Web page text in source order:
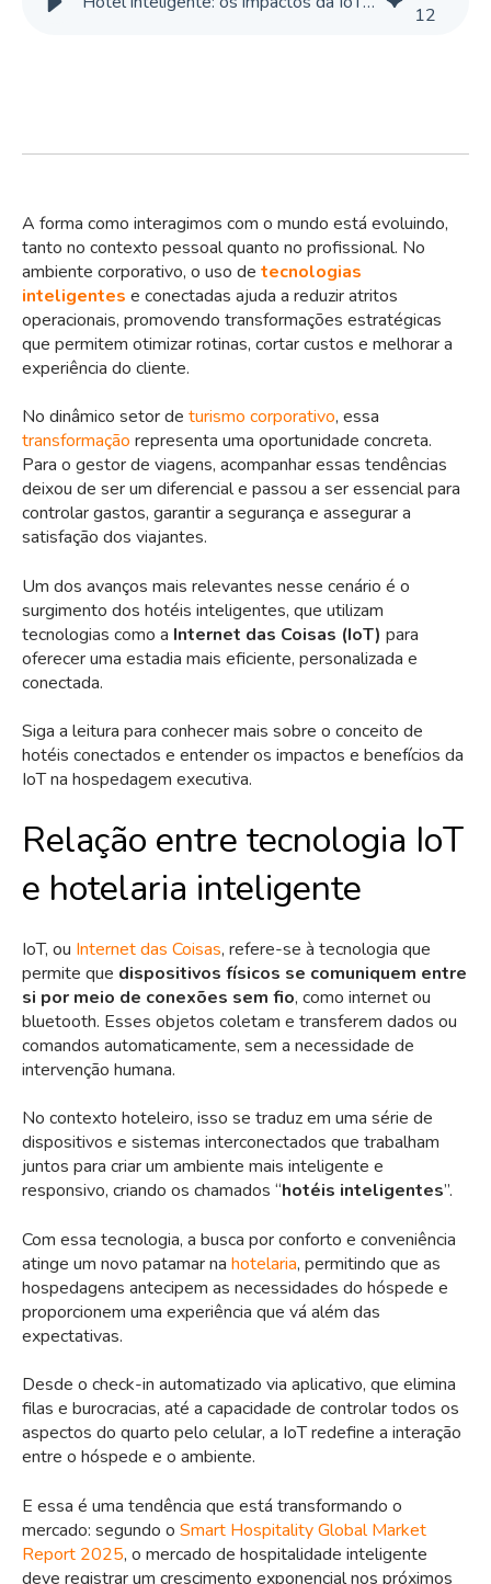
12
A forma como interagimos com o mundo está evoluindo,
tanto no contexto pessoal quanto no profissional. No
ambiente corporativo, o uso de tecnologias
inteligentes e conectadas ajuda a reduzir atritos
operacionais, promovendo transformações estratégicas
que permitem otimizar rotinas, cortar custos e melhorar a
experiência do cliente.
No dinâmico setor de turismo corporativo, essa
transformação representa uma oportunidade concreta.
Para o gestor de viagens, acompanhar essas tendências
deixou de ser um diferencial e passou a ser essencial para
controlar gastos, garantir a segurança e assegurar a
satisfação dos viajantes.
Um dos avanços mais relevantes nesse cenário é o
surgimento dos hotéis inteligentes, que utilizam
tecnologias como a Internet das Coisas (IoT) para
oferecer uma estadia mais eficiente, personalizada e
conectada.
Siga a leitura para conhecer mais sobre o conceito de
hotéis conectados e entender os impactos e benefícios da
IoT na hospedagem executiva.
Relação entre tecnologia IoT
e hotelaria inteligente
IoT, ou Internet das Coisas, refere-se à tecnologia que
permite que dispositivos físicos se comuniquem entre
si por meio de conexões sem fio, como internet ou
bluetooth. Esses objetos coletam e transferem dados ou
comandos automaticamente, sem a necessidade de
intervenção humana.
No contexto hoteleiro, isso se traduz em uma série de
dispositivos e sistemas interconectados que trabalham
juntos para criar um ambiente mais inteligente e
responsivo, criando os chamados “hotéis inteligentes”.
Com essa tecnologia, a busca por conforto e conveniência
atinge um novo patamar na hotelaria, permitindo que as
hospedagens antecipem as necessidades do hóspede e
proporcionem uma experiência que vá além das
expectativas.
Desde o check-in automatizado via aplicativo, que elimina
filas e burocracias, até a capacidade de controlar todos os
aspectos do quarto pelo celular, a IoT redefine a interação
entre o hóspede e o ambiente.
E essa é uma tendência que está transformando o
mercado: segundo o Smart Hospitality Global Market
Report 2025, o mercado de hospitalidade inteligente
deve registrar um crescimento exponencial nos próximos